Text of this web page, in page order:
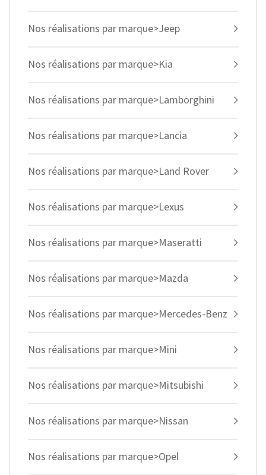
Nos réalisations par marque>Jeep
Nos réalisations par marque>Kia
Nos réalisations par marque>Lamborghini
Nos réalisations par marque>Lancia
Nos réalisations par marque>Land Rover
Nos réalisations par marque>Lexus
Nos réalisations par marque>Maseratti
Nos réalisations par marque>Mazda
Nos réalisations par marque>Mercedes-Benz
Nos réalisations par marque>Mini
Nos réalisations par marque>Mitsubishi
Nos réalisations par marque>Nissan
Nos réalisations par marque>Opel